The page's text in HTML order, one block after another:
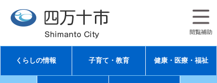
先
す
を
し
くらしの情報 子育て・教育 健康・医療・福祉